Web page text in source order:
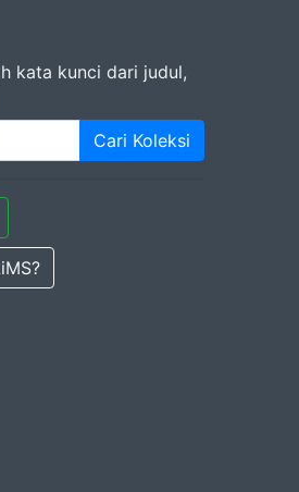
kata kunci dari judul,
Cari Koleksi